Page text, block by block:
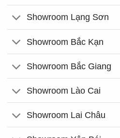
Showroom Lạng Sơn
Showroom Bắc Kạn
Showroom Bắc Giang
Showroom Lào Cai
Showroom Lai Châu